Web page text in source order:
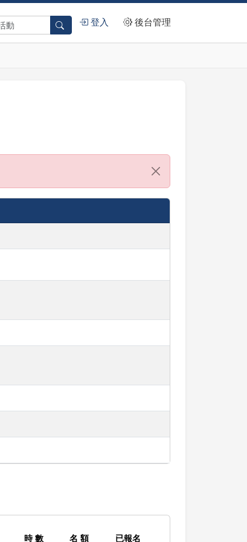
登入 後台管理
時 數 名 額 已報名